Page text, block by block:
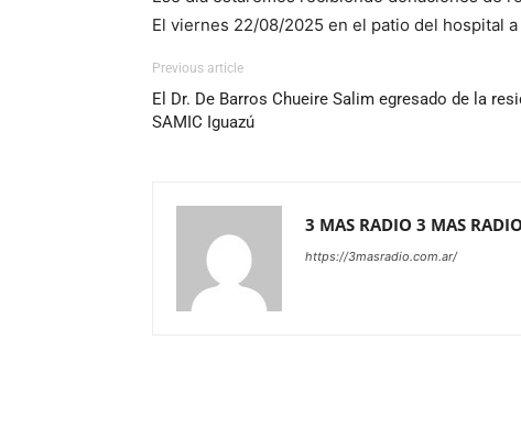
El viernes 22/08/2025 en el patio del hospital
Previous article
El Dr. De Barros Chueire Salim egresado de la
SAMIC Iguazú
3 MAS RADIO 3 MAS RADIO
https://3masradio.com.ar/